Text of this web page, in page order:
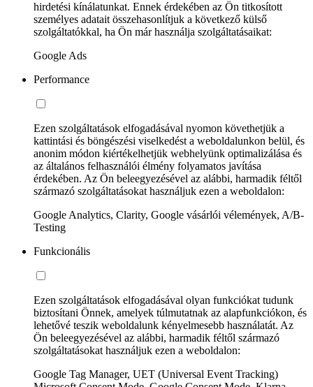
hirdetési kínálatunkat. Ennek érdekében az Ön titkosított
személyes adatait összehasonlítjuk a következő külső
szolgáltatókkal, ha Ön már használja szolgáltatásaikat:
Google Ads
Performance
Ezen szolgáltatások elfogadásával nyomon követhetjük a
kattintási és böngészési viselkedést a weboldalunkon belül, és
anonim módon kiértékelhetjük webhelyünk optimalizálása és
az általános felhasználói élmény folyamatos javítása
érdekében. Az Ön beleegyezésével az alábbi, harmadik féltől
származó szolgáltatásokat használjuk ezen a weboldalon:
Google Analytics, Clarity, Google vásárlói vélemények, A/B-
Testing
Funkcionális
Ezen szolgáltatások elfogadásával olyan funkciókat tudunk
biztosítani Önnek, amelyek túlmutatnak az alapfunkciókon, és
lehetővé teszik weboldalunk kényelmesebb használatát. Az
Ön beleegyezésével az alábbi, harmadik féltől származó
szolgáltatásokat használjuk ezen a weboldalon:
Google Tag Manager, UET (Universal Event Tracking)